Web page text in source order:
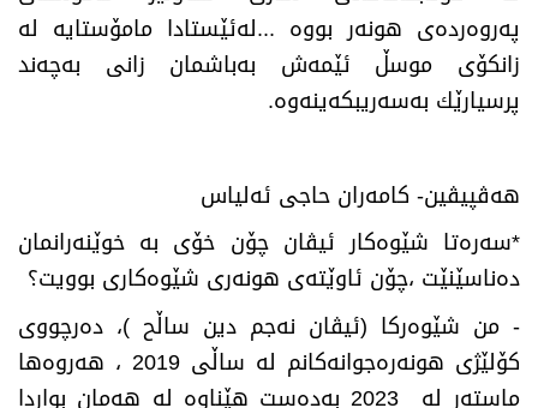
په‌روه‌رده‌ی هونه‌ر بووه‌ ...له‌ئێستادا مامۆستایه‌ له‌
زانكۆی موسڵ ئێمه‌ش به‌باشمان زانی به‌چه‌ند
پرسیارێك به‌سه‌ریبكه‌ینه‌وه‌.
هه‌ڤپیڤین- كامه‌ران حاجی ئه‌لیاس
*سه‌ره‌تا شێوه‌كار ئیڤان چۆن خۆی به‌ خوێنه‌رانمان
ده‌ناسێنێت ،چۆن ئاوێته‌ی هونه‌ری شێوه‌كاری بوویت؟
- من شێوه‌ركا (ئیڤان نه‌جم دین ساڵح )، ده‌رچووی
كۆلێژی هونه‌ره‌جوانه‌كانم له‌ ساڵی 2019 ، هه‌روه‌ها
ماسته‌ر له‌ 2023 به‌ده‌ست هێناوه‌ له‌ هه‌مان بواردا